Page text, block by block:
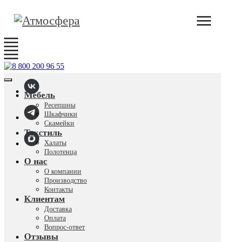
Мебель
Ресепшны
Шкафчики
Скамейки
Текстиль
Халаты
Полотенца
О нас
О компании
Производство
Контакты
Клиентам
Доставка
Оплата
Вопрос-ответ
Отзывы